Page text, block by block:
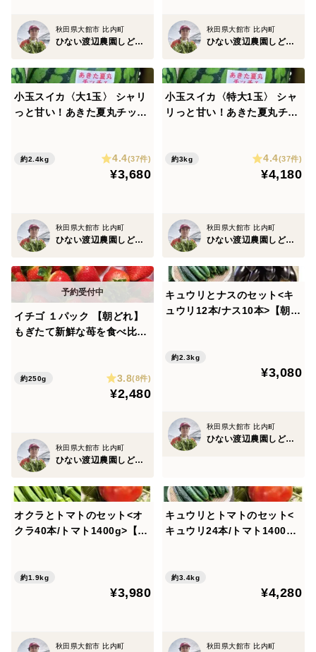
な野菜を堪能できます。自家堆肥場で熟成させた堆肥と
豊かな伏流水で育てました。
秋田県大館市 比内町
ひない渡辺農園しどけ村
秋田県大館市 比内町
ひない渡辺農園しどけ村
小玉スイカ〈大1玉〉 シャリ
っと甘い！あきた夏丸チッチ
約2.4kg 4.4(37件)
¥3,680
秋田県大館市 比内町
ひない渡辺農園しどけ村
小玉スイカ〈特大1玉〉 シャ
リっと甘い！あきた夏丸チッ
約3kg 4.4(37件)
¥4,180
秋田県大館市 比内町
ひない渡辺農園しどけ村
イチゴ １パック 【朝どれ】
もぎたて新鮮な苺を食べ比
約250g 3.8(8件)
¥2,480
秋田県大館市 比内町
ひない渡辺農園しどけ村
キュウリとナスのセット<キ
ュウリ12本/ナス10本>【朝ど
約2.3kg
¥3,080
秋田県大館市 比内町
ひない渡辺農園しどけ村
オクラとトマトのセット<オ
クラ40本/トマト1400g>【朝
約1.9kg
¥3,980
秋田県大館市 比内町
キュウリとトマトのセット<
キュウリ24本/トマト1400g>
約3.4kg
¥4,280
秋田県大館市 比内町